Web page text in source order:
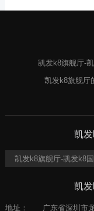
凯发k8旗舰厅-
凯发k8旗舰厅
凯
凯发k8旗舰厅-凯发k8
凯
地址： 广东省深圳市